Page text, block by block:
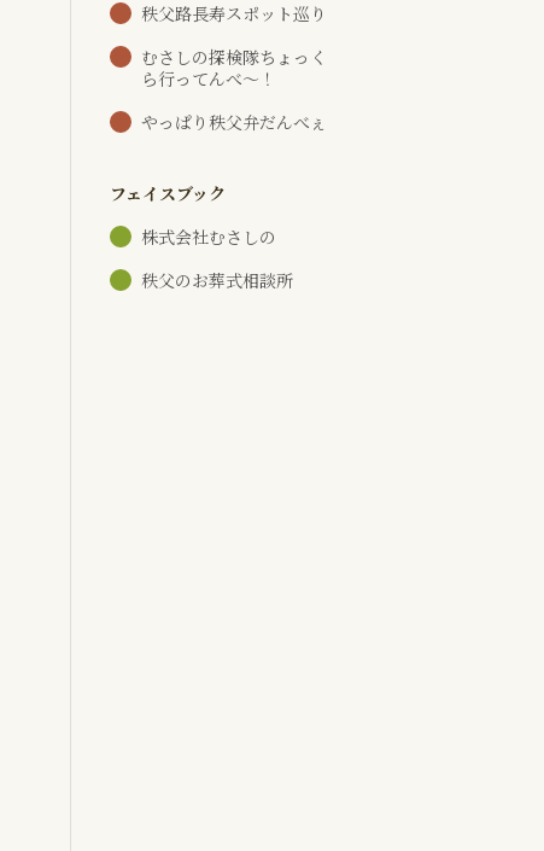
秩父路長寿スポット巡り
むさしの探検隊ちょっく
ら行ってんべ～！
やっぱり秩父弁だんべぇ
フェイスブック
株式会社むさしの
秩父のお葬式相談所